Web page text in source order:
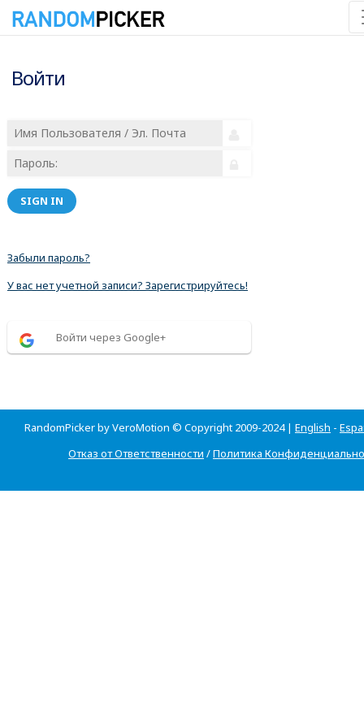
Войти
SIGN IN
Забыли пароль?
У вас нет учетной записи? Зарегистрируйтесь!
Войти через Google+
RandomPicker by VeroMotion © Copyright 2009-2024 | English -
Отказ от Ответственности /Политика